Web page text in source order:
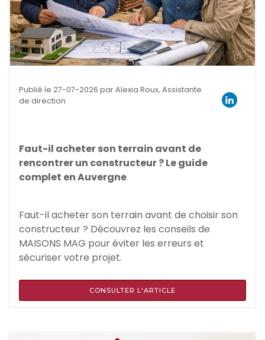
Publié le 27-07-2026 par Alexia Roux, Assistante
de direction
Faut-il acheter son terrain avant de
rencontrer un constructeur ? Le guide
complet en Auvergne
Faut-il acheter son terrain avant de choisir son
constructeur ? Découvrez les conseils de
MAISONS MAG pour éviter les erreurs et
sécuriser votre projet.
CONSULTER L'ARTICLE